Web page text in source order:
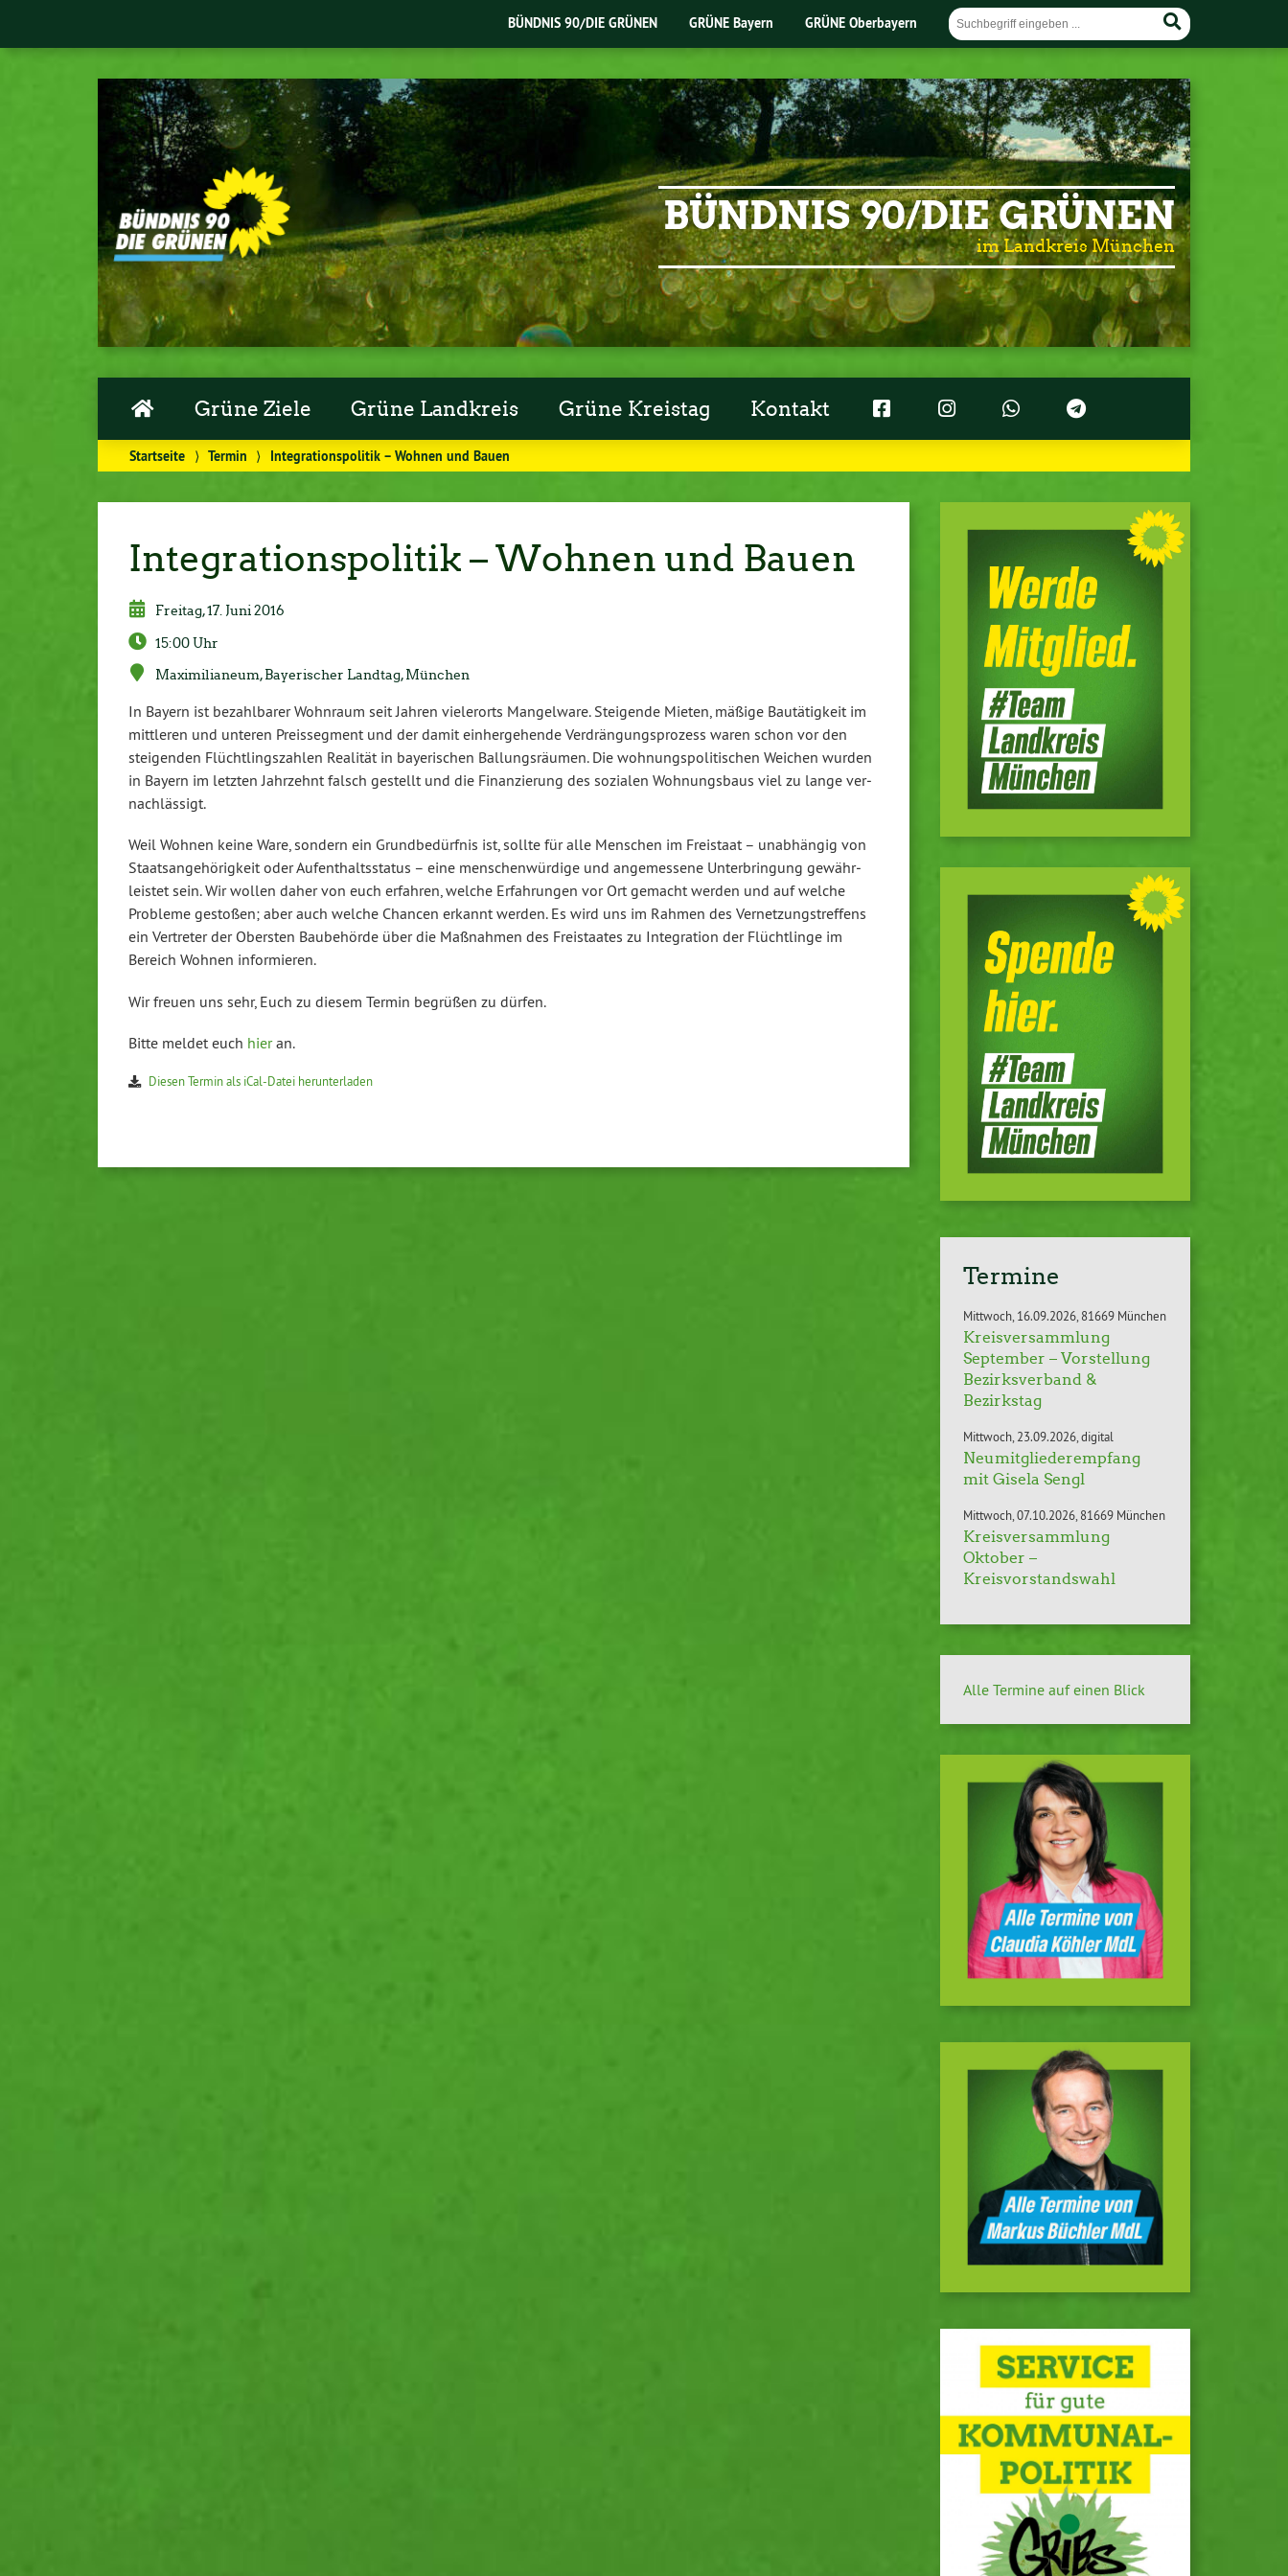
BÜNDNIS 90/DIE GRÜNEN GRÜNE Bayern GRÜNE Oberbayern
BÜNDNIS 90/DIE GRÜNEN
im Landkreis München
Grüne Ziele Grüne Landkreis Grüne Kreistag Kontakt
Startseite ⟩ Termin ⟩ Integrationspolitik – Wohnen und Bauen
Integrationspolitik – Wohnen und Bauen
Freitag, 17. Juni 2016
15:00 Uhr
Ma­xi­mi­lia­ne­um, Baye­ri­scher Landtag, München
In Bayern ist be­zahl­ba­rer Wohnraum seit Jahren vie­ler­orts Man­gel­wa­re. Steigende Mieten, mäßige Bau­tä­tig­keit im
mittleren und unteren Preis­seg­ment und der damit ein­her­ge­hen­de Ver­drän­gungs­pro­zess waren schon vor den
stei­gen­den Flücht­lings­zah­len Realität in baye­ri­schen Bal­lungs­räu­men. Die woh­nungs­po­li­ti­schen Weichen wurden
in Bayern im letzten Jahrzehnt falsch gestellt und die Fi­nan­zie­rung des sozialen Woh­nungs­baus viel zu lange ver­
nach­läs­sigt.
Weil Wohnen keine Ware, sondern ein Grund­be­dürf­nis ist, sollte für alle Menschen im Freistaat – un­ab­hän­gig von
Staats­an­ge­hö­rig­keit oder Auf­ent­halts­sta­tus – eine men­schen­wür­di­ge und an­ge­mes­se­ne Un­ter­brin­gung ge­währ­
leis­tet sein. Wir wollen daher von euch erfahren, welche Er­fah­run­gen vor Ort gemacht werden und auf welche
Probleme gestoßen; aber auch welche Chancen erkannt werden. Es wird uns im Rahmen des Ver­net­zungs­tref­fens
ein Vertreter der Obersten Bau­be­hör­de über die Maßnahmen des Frei­staa­tes zu In­te­gra­ti­on der Flücht­lin­ge im
Bereich Wohnen in­for­mie­ren.
Wir freuen uns sehr, Euch zu diesem Termin begrüßen zu dürfen.
Bitte meldet euch hieran.
Diesen Termin als iCal-Da­tei her­un­ter­la­den
Termine
Mittwoch 16.09.2026 81669 München
Kreisversammlung
September – Vorstellung
Bezirksverband &
Bezirkstag
Mittwoch 23.09.2026 digital
Neumitgliederempfang
mit Gisela Sengl
Mittwoch 07.10.2026 81669 München
Kreisversammlung
Oktober –
Kreisvorstandswahl
Alle Termine auf einen Blick